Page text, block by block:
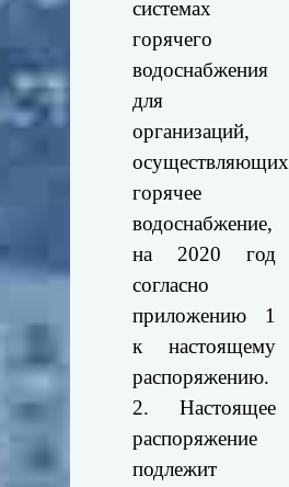
системах
горячего
водоснабжения
для
организаций,
осуществляющих
горячее
водоснабжение,
на 2020 год
согласно
приложению 1
к настоящему
распоряжению.
2. Настоящее
распоряжение
подлежит